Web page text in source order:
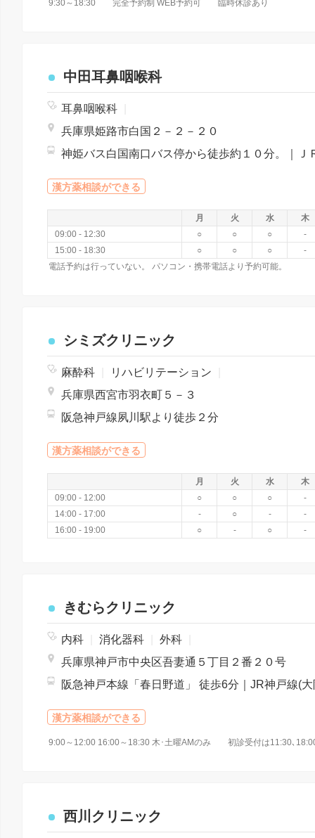
9:30～18:30 完全予約制 WEB予約可 臨時休診あり
中田耳鼻咽喉科
耳鼻咽喉科
兵庫県姫路市白国２－２－２０
漢方薬相談ができる
月 火 水
木
09:00 - 12:30
○ ○ ○
-
15:00 - 18:30
○ ○ ○
-
電話予約は行っていない。 パソコン・携帯電話より予約可能。
シミズクリニック
麻酔科 リハビリテーション
兵庫県西宮市羽衣町５－３
阪急神戸線夙川駅より徒歩２分
漢方薬相談ができる
月 火 水
木
09:00 - 12:00
○ ○ ○
-
14:00 - 17:00
- ○ -
-
16:00 - 19:00
○ - ○ -
きむらクリニック
内科 消化器科 外科
兵庫県神戸市中央区吾妻通５丁目２番２０号
漢方薬相談ができる
西川クリニック